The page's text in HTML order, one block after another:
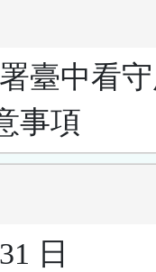
臺中看
事項
日